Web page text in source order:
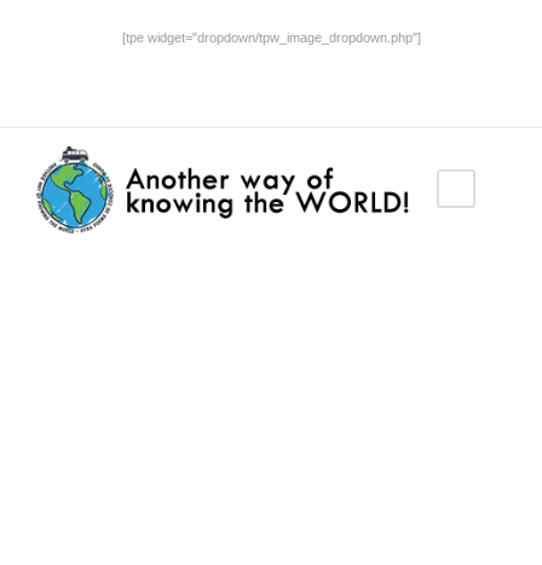
[tpe widget="dropdown/tpw_image_dropdown.php"]